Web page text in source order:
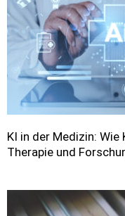
KI in der Medizin:
Therapie und